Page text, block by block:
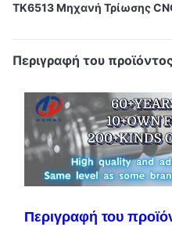
TK6513 Μηχανή Τρίωσης
Περιγραφή του
Περιγραφή του